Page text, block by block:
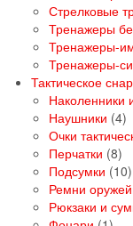
Стрелковые
Тренажеры
Тренажеры-
Тренажеры-
Тактическое
Наколенники
Наушники 44
Очки
Перчатки 88
Подсумки 1010
Ремни
Рюкзаки и